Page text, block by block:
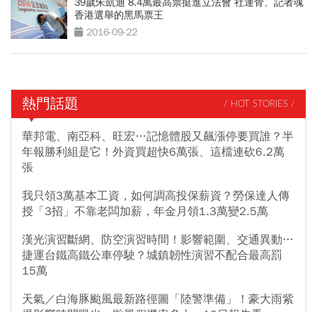
39歲朱凱迪 8.4萬最高票挺進立法會 社運骨、記者魂
香港選舉的黑馬票王
2016-09-22
熱門話題 / HOT STORIES /
華邦電、南亞科、旺宏…記憶體股又飆漲停要買誰？半
年報勝利組是它！外資買超快6萬張、這檔連砍6.2萬
張
我只領3萬基本工資，如何調高投保薪資？勞保達人傳
授「3招」不靠老闆加薪，年金月領1.3萬變2.5萬
漢光演習斷網、防空演習時間！影響範圍、交通異動…
捷運台鐵高鐵公車停駛？城鎮韌性演習不配合最高罰
15萬
天氣／白海豚颱風最新路徑圖「陸警準備」！豪大雨紫